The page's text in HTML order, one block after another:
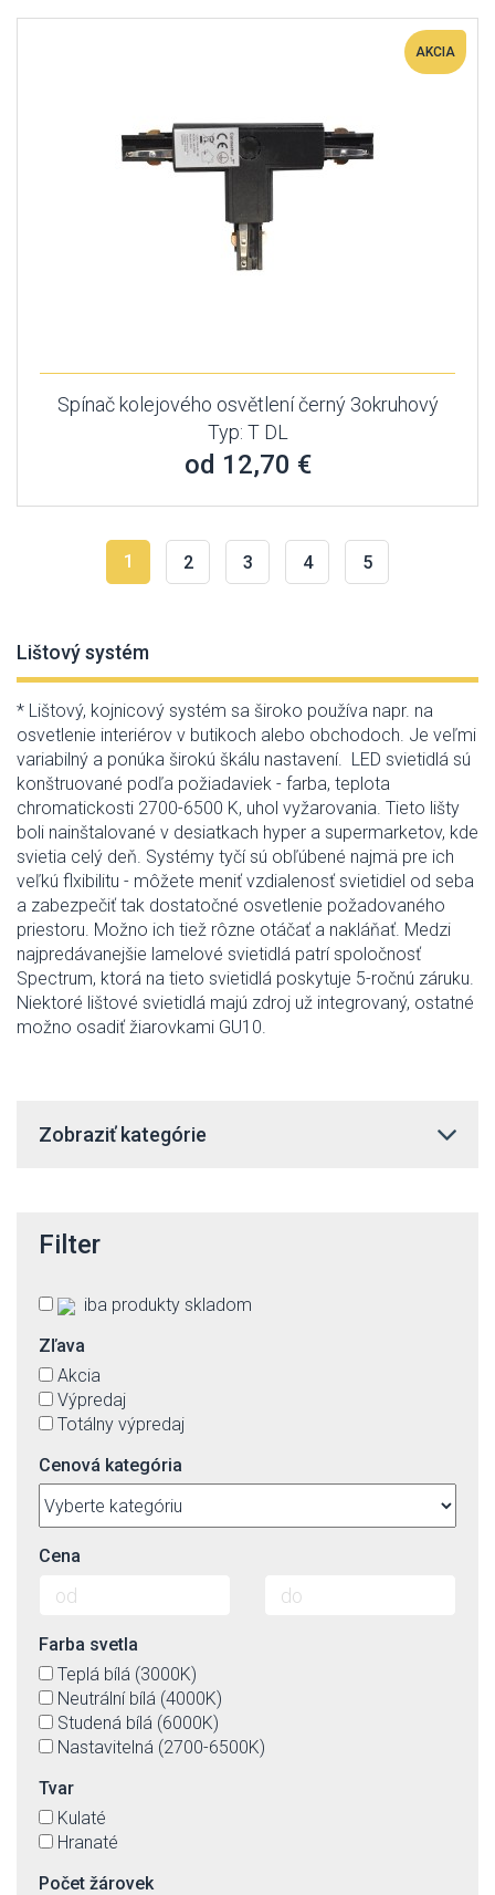
AKCIA
Spínač kolejového osvětlení černý 3okruhový
Typ: T DL
od 12,70 €
1 2 3 4 5
Lištový systém
* Lištový, kojnicový systém sa široko používa napr. na
osvetlenie interiérov v butikoch alebo obchodoch. Je veľmi
variabilný a ponúka širokú škálu nastavení. LED svietidlá sú
konštruované podľa požiadaviek - farba, teplota
chromatickosti 2700-6500 K, uhol vyžarovania. Tieto lišty
boli nainštalované v desiatkach hyper a supermarketov, kde
svietia celý deň. Systémy tyčí sú obľúbené najmä pre ich
veľkú flxibilitu - môžete meniť vzdialenosť svietidiel od seba
a zabezpečiť tak dostatočné osvetlenie požadovaného
priestoru. Možno ich tiež rôzne otáčať a nakláňať. Medzi
najpredávanejšie lamelové svietidlá patrí spoločnosť
Spectrum, ktorá na tieto svietidlá poskytuje 5-ročnú záruku.
Niektoré lištové svietidlá majú zdroj už integrovaný, ostatné
možno osadiť žiarovkami GU10.
Zobraziť kategórie
Filter
iba produkty skladom
Zľava
Akcia
Výpredaj
Totálny výpredaj
Cenová kategória
Cena
Farba svetla
Teplá bílá (3000K)
Neutrální bílá (4000K)
Studená bílá (6000K)
Nastavitelná (2700-6500K)
Tvar
Kulaté
Hranaté
Počet žárovek